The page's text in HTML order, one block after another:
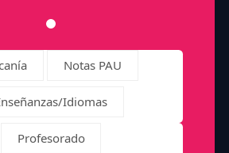
Notas PAU
Idiomas
Profesorado